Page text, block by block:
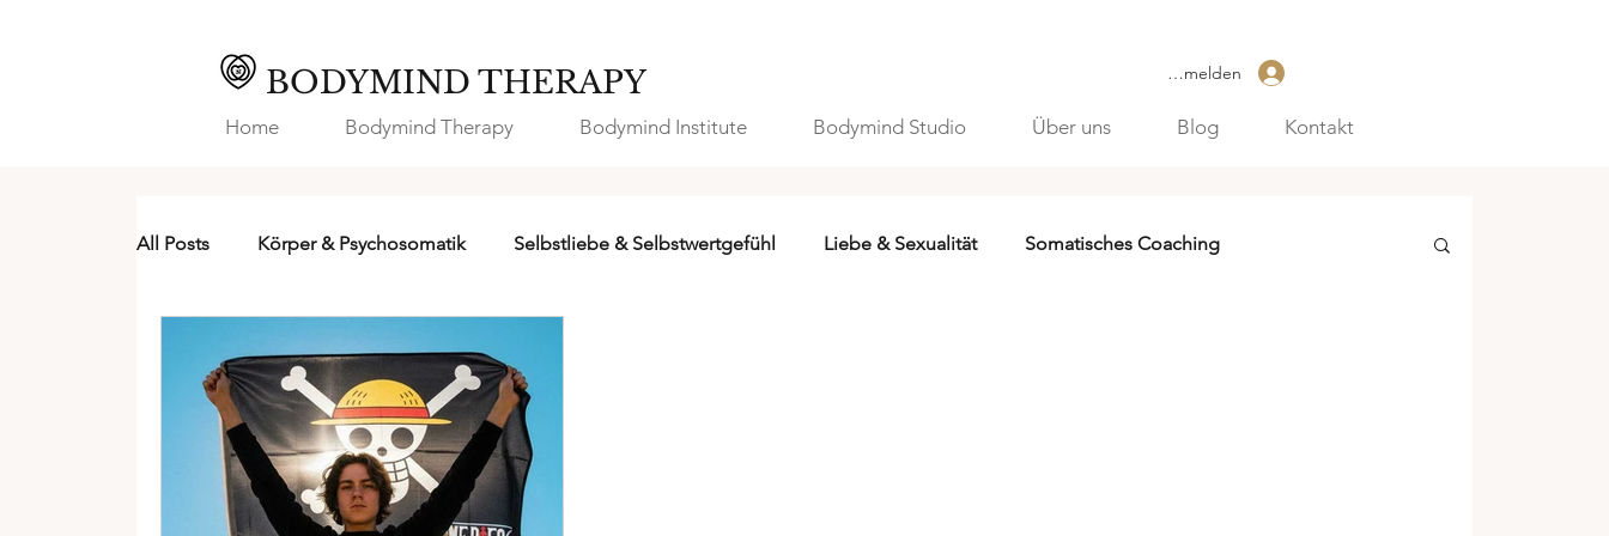
BODYMIND THERAPY
Home Bodymind Therapy Bodymind Institute Bodymind Studio Über uns Blog Kontakt
Anmelden
All Posts Körper & Psychosomatik Selbstliebe & Selbstwertgefühl Liebe & Sexualität Somatisches Coaching